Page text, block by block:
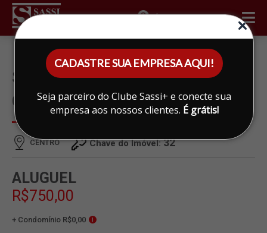
CADASTRE SUA EMPRESA AQUI!
Seja parceiro do Clube Sassi+ e conecte sua
empresa aos nossos clientes. É grátis!
ÁREA DO CLIENTE
SALA PARA ALUGAR EM
CENTRO, LIMEIRA
CENTRO Chave do Imóvel:32
ALUGUEL
R$750,00
+ Condomínio R$0,00 i